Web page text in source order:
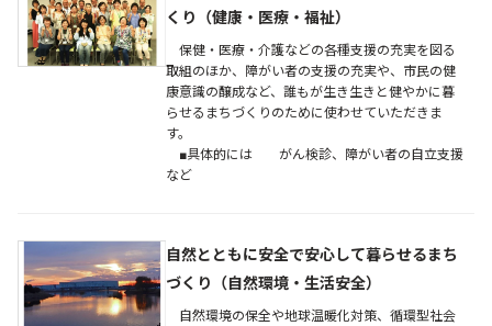
くり（健康・医療・福祉）
保健・医療・介護などの各種支援の充実を図る
取組のほか、障がい者の支援の充実や、市民の健
康意識の醸成など、誰もが生き生きと健やかに暮
らせるまちづくりのために使わせていただきま
す。
■具体的には がん検診、障がい者の自立支援
など
自然とともに安全で安心して暮らせるまち
づくり（自然環境・生活安全）
自然環境の保全や地球温暖化対策、循環型社会